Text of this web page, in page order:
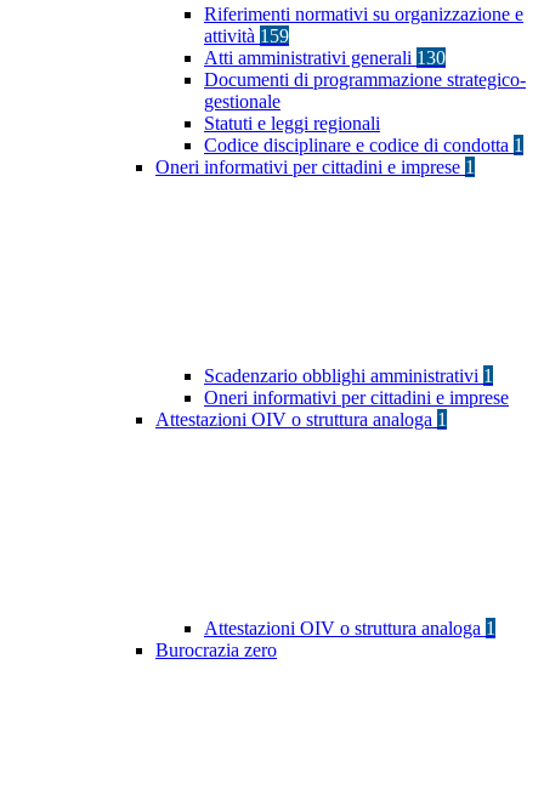
Riferimenti normativi su organizzazione e
attività 159
Atti amministrativi generali 130
Documenti di programmazione strategico-
gestionale
Statuti e leggi regionali
Codice disciplinare e codice di condotta 1
Oneri informativi per cittadini e imprese 1
Scadenzario obblighi amministrativi 1
Oneri informativi per cittadini e imprese
Attestazioni OIV o struttura analoga 1
Attestazioni OIV o struttura analoga 1
Burocrazia zero